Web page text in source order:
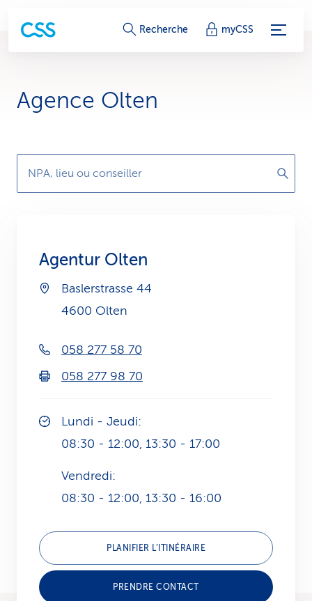
L
e
d
e
e
v
c
e
Recherche myCSS
Agence Olten
NPA, lieu ou conseiller
Agentur Olten
Baslerstrasse 44
4600 Olten
058 277 58 70
058 277 98 70
Lundi - Jeudi:
08:30 - 12:00, 13:30 - 17:00
Vendredi:
08:30 - 12:00, 13:30 - 16:00
PLANIFIER L’ITINÉRAIRE
PRENDRE CONTACT